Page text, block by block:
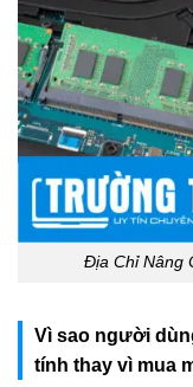
Địa Chỉ Nâng
Vì sao người
tính thay vì mua